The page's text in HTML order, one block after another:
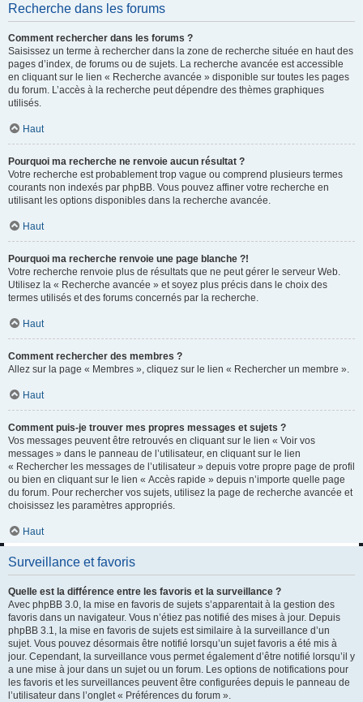
Recherche dans les forums
Comment rechercher dans les forums ?
Saisissez un terme à rechercher dans la zone de recherche située en haut des
pages d’index, de forums ou de sujets. La recherche avancée est accessible
en cliquant sur le lien « Recherche avancée » disponible sur toutes les pages
du forum. L’accès à la recherche peut dépendre des thèmes graphiques
utilisés.
Haut
Pourquoi ma recherche ne renvoie aucun résultat ?
Votre recherche est probablement trop vague ou comprend plusieurs termes
courants non indexés par phpBB. Vous pouvez affiner votre recherche en
utilisant les options disponibles dans la recherche avancée.
Haut
Pourquoi ma recherche renvoie une page blanche ?!
Votre recherche renvoie plus de résultats que ne peut gérer le serveur Web.
Utilisez la « Recherche avancée » et soyez plus précis dans le choix des
termes utilisés et des forums concernés par la recherche.
Haut
Comment rechercher des membres ?
Allez sur la page « Membres », cliquez sur le lien « Rechercher un membre ».
Haut
Comment puis-je trouver mes propres messages et sujets ?
Vos messages peuvent être retrouvés en cliquant sur le lien « Voir vos
messages » dans le panneau de l’utilisateur, en cliquant sur le lien
« Rechercher les messages de l’utilisateur » depuis votre propre page de profil
ou bien en cliquant sur le lien « Accès rapide » depuis n’importe quelle page
du forum. Pour rechercher vos sujets, utilisez la page de recherche avancée et
choisissez les paramètres appropriés.
Haut
Surveillance et favoris
Quelle est la différence entre les favoris et la surveillance ?
Avec phpBB 3.0, la mise en favoris de sujets s’apparentait à la gestion des
favoris dans un navigateur. Vous n’étiez pas notifié des mises à jour. Depuis
phpBB 3.1, la mise en favoris de sujets est similaire à la surveillance d’un
sujet. Vous pouvez désormais être notifié lorsqu’un sujet favoris a été mis à
jour. Cependant, la surveillance vous permet également d’être notifié lorsqu’il y
a une mise à jour dans un sujet ou un forum. Les options de notifications pour
les favoris et les surveillances peuvent être configurées depuis le panneau de
l’utilisateur dans l’onglet « Préférences du forum ».